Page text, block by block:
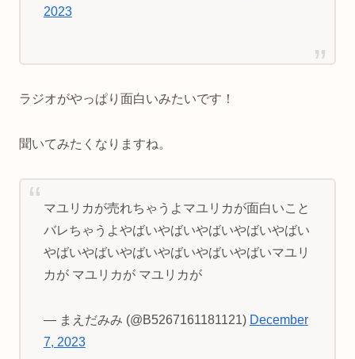
2023
ラジオがやっぱり面白いみたいです！
聞いてみたくなりますね。
マユリカが売れちゃうよマユリカが面白いこと
バレちゃうよやばいやばいやばいやばいやばい
やばいやばいやばいやばいやばいやばいマユリ
カが マユリカが マユリカが
— まえだみみ (@B5267161181121) December
7, 2023